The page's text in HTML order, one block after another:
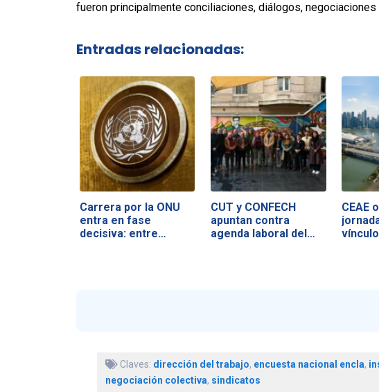
fueron principalmente conciliaciones, diálogos, negociaciones
Entradas relacionadas:
Carrera por la ONU
entra en fase
decisiva: entre…
CUT y CONFECH
apuntan contra
agenda laboral del…
CEAE
Claves: dirección del trabajo, encuesta nacional encla,
negociación colectiva, sindicatos